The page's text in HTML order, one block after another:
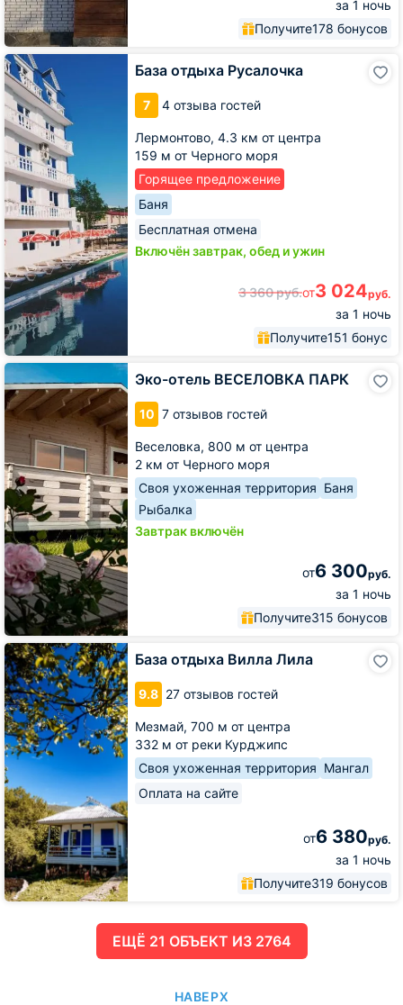
за 1 ночь
Получите178 бонусов
База отдыха Русалочка
7 4 отзыва гостей
Лермонтово, 4.3 км от центра
159 м от Черного моря
Горящее предложение
Баня
Бесплатная отмена
Включён завтрак, обед и ужин
3 360руб.от3 024руб.
за 1 ночь
Получите151 бонус
База
отдыха
Русалочка
Эко-отель ВЕСЕЛОВКА ПАРК
10 7 отзывов гостей
Веселовка, 800 м от центра
2 км от Черного моря
Своя ухоженная территория Баня
Рыбалка
Завтрак включён
от6 300руб.
за 1 ночь
Получите315 бонусов
Эко-
отель
ВЕСЕЛОВКА
ПАРК
База отдыха Вилла Лила
9.8 27 отзывов гостей
Мезмай, 700 м от центра
332 м от реки Курджипс
Своя ухоженная территория Мангал
Оплата на сайте
от6 380руб.
за 1 ночь
Получите319 бонусов
База
отдыха
Вилла
Лила
ЕЩË 21 ОБЪЕКТ ИЗ 2764
НАВЕРХ